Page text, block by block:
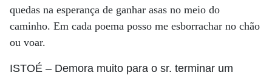
quedas na esperança de ganhar asas no meio do
caminho. Em cada poema posso me esborrachar no chão
ou voar.
ISTOÉ – Demora muito para o sr. terminar um